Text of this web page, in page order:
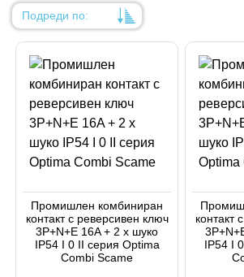
Подреди по:
Име
Код на артикул
Код на артикул
Промишлен комбиниран
контакт с реверсивен ключ
3P+N+Е 16A + 2 х шуко
IP54 I 0 II серия Optima
Combi Scame
контакт
IP54 I